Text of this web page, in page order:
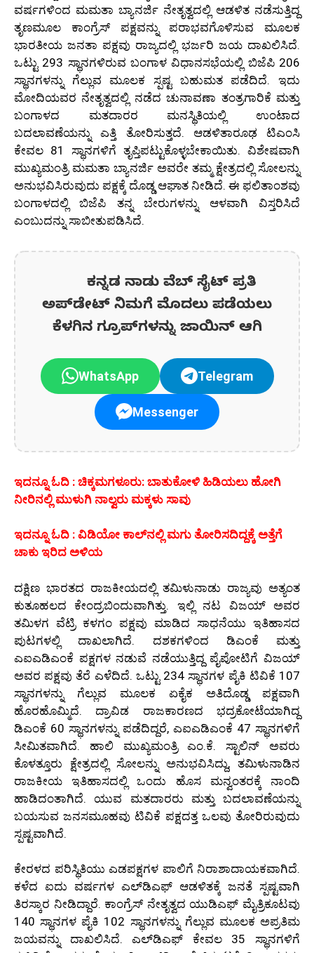
ವರ್ಷಗಳಿಂದ ಮಮತಾ ಬ್ಯಾನರ್ಜಿ ನೇತೃತ್ವದಲ್ಲಿ ಆಡಳಿತ ನಡೆಸುತ್ತಿದ್ದ
ತೃಣಮೂಲ ಕಾಂಗ್ರೆಸ್ ಪಕ್ಷವನ್ನು ಪರಾಭವಗೊಳಿಸುವ ಮೂಲಕ
ಭಾರತೀಯ ಜನತಾ ಪಕ್ಷವು ರಾಜ್ಯದಲ್ಲಿ ಭರ್ಜರಿ ಜಯ ದಾಖಲಿಸಿದೆ.
ಒಟ್ಟು 293 ಸ್ಥಾನಗಳಿರುವ ಬಂಗಾಳ ವಿಧಾನಸಭೆಯಲ್ಲಿ ಬಿಜೆಪಿ 206
ಸ್ಥಾನಗಳನ್ನು ಗೆಲ್ಲುವ ಮೂಲಕ ಸ್ಪಷ್ಟ ಬಹುಮತ ಪಡೆದಿದೆ. ಇದು
ಮೋದಿಯವರ ನೇತೃತ್ವದಲ್ಲಿ ನಡೆದ ಚುನಾವಣಾ ತಂತ್ರಗಾರಿಕೆ ಮತ್ತು
ಬಂಗಾಳದ ಮತದಾರರ ಮನಸ್ಥಿತಿಯಲ್ಲಿ ಉಂಟಾದ
ಬದಲಾವಣೆಯನ್ನು ಎತ್ತಿ ತೋರಿಸುತ್ತದೆ. ಆಡಳಿತಾರೂಢ ಟಿಎಂಸಿ
ಕೇವಲ 81 ಸ್ಥಾನಗಳಿಗೆ ತೃಪ್ತಿಪಟ್ಟುಕೊಳ್ಳಬೇಕಾಯಿತು. ವಿಶೇಷವಾಗಿ
ಮುಖ್ಯಮಂತ್ರಿ ಮಮತಾ ಬ್ಯಾನರ್ಜಿ ಅವರೇ ತಮ್ಮ ಕ್ಷೇತ್ರದಲ್ಲಿ ಸೋಲನ್ನು
ಅನುಭವಿಸಿರುವುದು ಪಕ್ಷಕ್ಕೆ ದೊಡ್ಡ ಆಘಾತ ನೀಡಿದೆ. ಈ ಫಲಿತಾಂಶವು
ಬಂಗಾಳದಲ್ಲಿ ಬಿಜೆಪಿ ತನ್ನ ಬೇರುಗಳನ್ನು ಆಳವಾಗಿ ವಿಸ್ತರಿಸಿದೆ
ಎಂಬುದನ್ನು ಸಾಬೀತುಪಡಿಸಿದೆ.
ಕನ್ನಡ ನಾಡು ವೆಬ್ ಸೈಟ್ ಪ್ರತಿ
ಅಪ್‌ಡೇಟ್‌ ನಿಮಗೆ ಮೊದಲು ಪಡೆಯಲು
ಕೆಳಗಿನ ಗ್ರೂಪ್‌ಗಳನ್ನು ಜಾಯಿನ್ ಆಗಿ
WhatsApp Telegram
Messenger
ಇದನ್ನೂ ಓದಿ : ಚಿಕ್ಕಮಗಳೂರು: ಬಾತುಕೋಳಿ ಹಿಡಿಯಲು ಹೋಗಿ
ನೀರಿನಲ್ಲಿ ಮುಳುಗಿ ನಾಲ್ವರು ಮಕ್ಕಳು ಸಾವು
ಇದನ್ನೂ ಓದಿ : ವಿಡಿಯೋ ಕಾಲ್‌ನಲ್ಲಿ ಮಗು ತೋರಿಸದಿದ್ದಕ್ಕೆ ಅತ್ತೆಗೆ
ಚಾಕು ಇರಿದ ಅಳಿಯ
ದಕ್ಷಿಣ ಭಾರತದ ರಾಜಕೀಯದಲ್ಲಿ ತಮಿಳುನಾಡು ರಾಜ್ಯವು ಅತ್ಯಂತ
ಕುತೂಹಲದ ಕೇಂದ್ರಬಿಂದುವಾಗಿತ್ತು. ಇಲ್ಲಿ ನಟ ವಿಜಯ್ ಅವರ
ತಮಿಳಗ ವೆಟ್ರಿ ಕಳಗಂ ಪಕ್ಷವು ಮಾಡಿದ ಸಾಧನೆಯು ಇತಿಹಾಸದ
ಪುಟಗಳಲ್ಲಿ ದಾಖಲಾಗಿದೆ. ದಶಕಗಳಿಂದ ಡಿಎಂಕೆ ಮತ್ತು
ಎಐಎಡಿಎಂಕೆ ಪಕ್ಷಗಳ ನಡುವೆ ನಡೆಯುತ್ತಿದ್ದ ಪೈಪೋಟಿಗೆ ವಿಜಯ್
ಅವರ ಪಕ್ಷವು ತೆರೆ ಎಳೆದಿದೆ. ಒಟ್ಟು 234 ಸ್ಥಾನಗಳ ಪೈಕಿ ಟಿವಿಕೆ 107
ಸ್ಥಾನಗಳನ್ನು ಗೆಲ್ಲುವ ಮೂಲಕ ಏಕೈಕ ಅತಿದೊಡ್ಡ ಪಕ್ಷವಾಗಿ
ಹೊರಹೊಮ್ಮಿದೆ. ದ್ರಾವಿಡ ರಾಜಕಾರಣದ ಭದ್ರಕೋಟೆಯಾಗಿದ್ದ
ಡಿಎಂಕೆ 60 ಸ್ಥಾನಗಳನ್ನು ಪಡೆದಿದ್ದರೆ, ಎಐಎಡಿಎಂಕೆ 47 ಸ್ಥಾನಗಳಿಗೆ
ಸೀಮಿತವಾಗಿದೆ. ಹಾಲಿ ಮುಖ್ಯಮಂತ್ರಿ ಎಂ.ಕೆ. ಸ್ಟಾಲಿನ್ ಅವರು
ಕೊಳತ್ತೂರು ಕ್ಷೇತ್ರದಲ್ಲಿ ಸೋಲನ್ನು ಅನುಭವಿಸಿದ್ದು, ತಮಿಳುನಾಡಿನ
ರಾಜಕೀಯ ಇತಿಹಾಸದಲ್ಲಿ ಒಂದು ಹೊಸ ಮನ್ವಂತರಕ್ಕೆ ನಾಂದಿ
ಹಾಡಿದಂತಾಗಿದೆ. ಯುವ ಮತದಾರರು ಮತ್ತು ಬದಲಾವಣೆಯನ್ನು
ಬಯಸುವ ಜನಸಮೂಹವು ಟಿವಿಕೆ ಪಕ್ಷದತ್ತ ಒಲವು ತೋರಿರುವುದು
ಸ್ಪಷ್ಟವಾಗಿದೆ.
ಕೇರಳದ ಪರಿಸ್ಥಿತಿಯು ಎಡಪಕ್ಷಗಳ ಪಾಲಿಗೆ ನಿರಾಶಾದಾಯಕವಾಗಿದೆ.
ಕಳೆದ ಐದು ವರ್ಷಗಳ ಎಲ್‌ಡಿಎಫ್ ಆಡಳಿತಕ್ಕೆ ಜನತೆ ಸ್ಪಷ್ಟವಾಗಿ
ತಿರಸ್ಕಾರ ನೀಡಿದ್ದಾರೆ. ಕಾಂಗ್ರೆಸ್ ನೇತೃತ್ವದ ಯುಡಿಎಫ್ ಮೈತ್ರಿಕೂಟವು
140 ಸ್ಥಾನಗಳ ಪೈಕಿ 102 ಸ್ಥಾನಗಳನ್ನು ಗೆಲ್ಲುವ ಮೂಲಕ ಅಪ್ರತಿಮ
ಜಯವನ್ನು ದಾಖಲಿಸಿದೆ. ಎಲ್‌ಡಿಎಫ್ ಕೇವಲ 35 ಸ್ಥಾನಗಳಿಗೆ